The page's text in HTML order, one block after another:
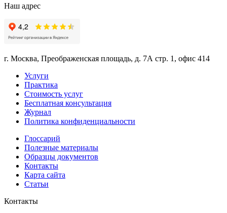
Наш адрес
г. Москва, Преображенская площадь, д. 7А стр. 1, офис 414
Услуги
Практика
Стоимость услуг
Бесплатная консультация
Журнал
Политика конфиденциальности
Глоссарий
Полезные материалы
Образцы документов
Контакты
Карта сайта
Статьи
Контакты